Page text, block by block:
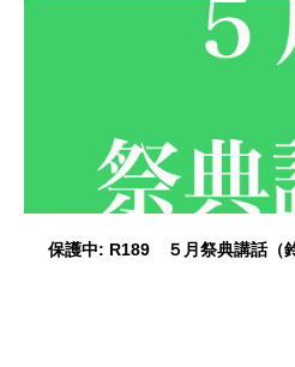
保護中: R189 ５月祭典講話（